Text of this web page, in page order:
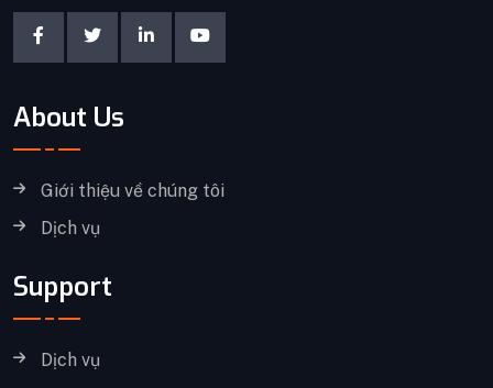
About Us
Giới thiệu về chúng tôi
Dịch vụ
Support
Dịch vụ